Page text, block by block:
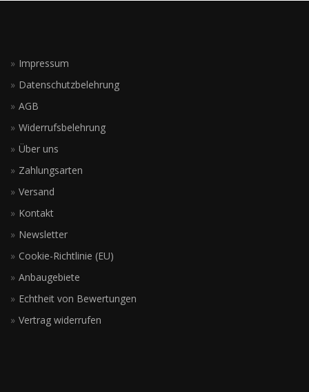
Impressum
Datenschutzbelehrung
AGB
Widerrufsbelehrung
Über uns
Zahlungsarten
Versand
Kontakt
Newsletter
Cookie-Richtlinie (EU)
Anbaugebiete
Echtheit von Bewertungen
Vertrag widerrufen